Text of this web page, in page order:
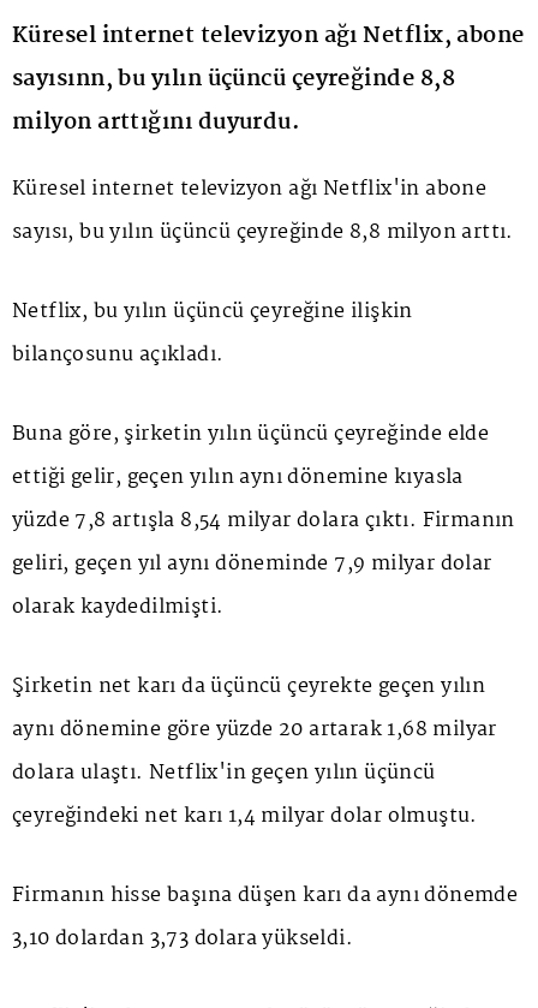
Küresel internet televizyon ağı Netflix, abone
sayısınn, bu yılın üçüncü çeyreğinde 8,8
milyon arttığını duyurdu.
Küresel internet televizyon ağıNetflix'in abone
sayısı, bu yılın üçüncü çeyreğinde 8,8 milyon arttı.
Netflix, bu yılın üçüncü çeyreğine ilişkin
bilançosunu açıkladı.
Buna göre, şirketin yılın üçüncü çeyreğinde elde
ettiği gelir, geçen yılın aynı dönemine kıyasla
yüzde 7,8 artışla 8,54 milyar dolara çıktı. Firmanın
geliri, geçen yıl aynı döneminde 7,9 milyar dolar
olarak kaydedilmişti.
Şirketin net karı da üçüncü çeyrekte geçen yılın
aynı dönemine göre yüzde 20 artarak 1,68 milyar
dolara ulaştı. Netflix'in geçen yılın üçüncü
çeyreğindeki net karı 1,4 milyar dolar olmuştu.
Firmanın hisse başına düşen karı da aynı dönemde
3,10 dolardan 3,73 dolara yükseldi.